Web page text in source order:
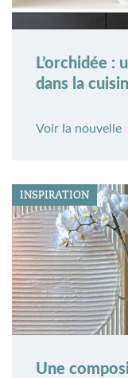
L’orchidée :
dans la
Voir la nouvelle
INSPIRATION
Une